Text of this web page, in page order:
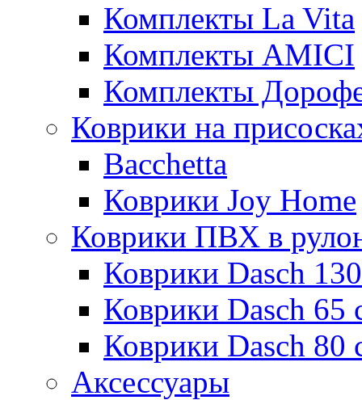
Комплекты La Vita
Комплекты AMICI
Комплекты
Коврики на
Bacchetta
Коврики Joy Home
Коврики ПВХ в
Коврики Dasch
Коврики Dasch 65
Коврики Dasch 80
Аксессуары